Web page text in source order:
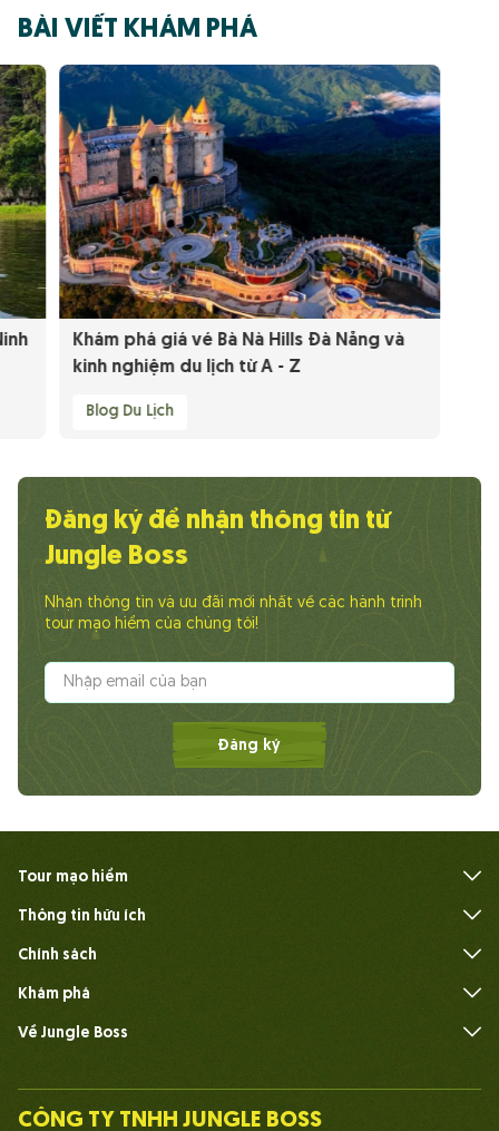
BÀI VIẾT KHÁM PHÁ
Khám phá giá vé Bà Nà Hills Đà Nẵng và
kinh nghiệm du lịch từ A - Z
Blog Du Lịch
Đăng ký để nhận thông tin từ
Jungle Boss
Nhận thông tin và ưu đãi mới nhất về các hành trình
tour mạo hiểm của chúng tôi!
Đăng ký
Tour mạo hiểm
Thông tin hữu ích
Chính sách
Khám phá
Về Jungle Boss
Đội ngũ
CÔNG TY TNHH JUNGLE BOSS